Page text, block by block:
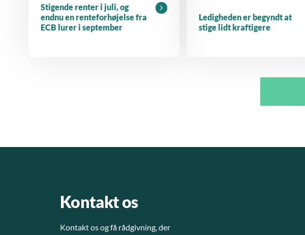
Stigende renter i juli, og
endnu en renteforhøjelse fra
ECB lurer i september
Ledigheden er begyndt at
stige lidt kraftigere
Kontakt os
Kontakt os og få rådgivning, der